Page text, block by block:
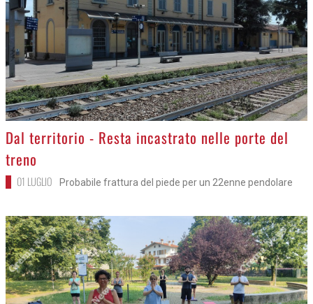
>
Dal territorio - Resta incastrato nelle porte del
treno
01 LUGLIO Probabile frattura del piede per un 22enne pendolare